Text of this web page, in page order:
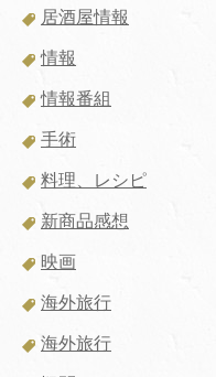
居酒屋情報
情報
情報番組
手術
料理、レシピ
新商品感想
映画
海外旅行
海外旅行